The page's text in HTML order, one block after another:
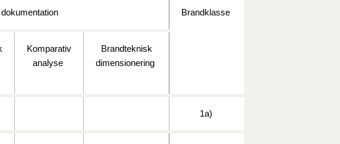
2022)
2021)
Brandklasse
Komparativ
analyse
Brandteknisk
dimensionering
1a)